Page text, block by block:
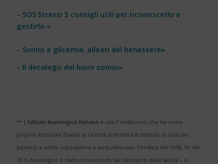
– SOS Stress! 5 consigli utili per riconoscerlo e
gestirlo »
– Sonno e glicemia, alleati del benessere»
– Il decalogo del buon sonno»
** L’Istituto Auxologico Italiano è una Fondazione che ha come
proprie esclusive finalità la ricerca scientifica e l’attività di cura dei
pazienti a livello ospedaliero e ambulatoriale. Fondato nel 1958, fin dal
1972 Auxologico è stato riconosciuto dal Ministero della Salute – e